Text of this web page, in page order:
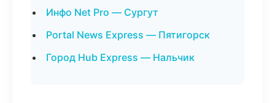
Инфо Net Pro — Сургут
Portal News Express — Пятигорск
Город Hub Express — Нальчик